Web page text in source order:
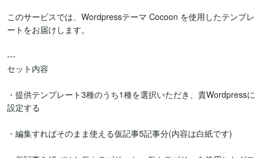
このサービスでは、Wordpressテーマ Cocoon を使用したテンプレ
ートをお届けします。
---
セット内容
・提供テンプレート3種のうち1種を選択いただき、貴Wordpressに
設定する
・編集すればそのまま使える仮記事5記事分(内容は白紙です)